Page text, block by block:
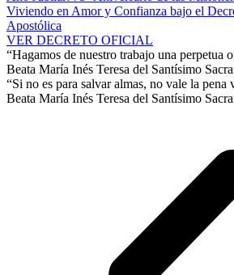
Viviendo en Amor y Confianza bajo el
Apostólica
VER DECRETO OFICIAL
“Hagamos de nuestro trabajo una perpetua
Beata María Inés Teresa del Santísimo
“Si no es para salvar almas, no vale la pena
Beata María Inés Teresa del Santísimo